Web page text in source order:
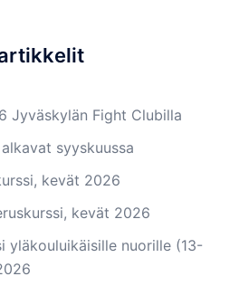
Jyväskylän Fight Clubilla
syyskuussa
kevät 2026
kevät 2026
yläkouluikäisille nuorille (13-